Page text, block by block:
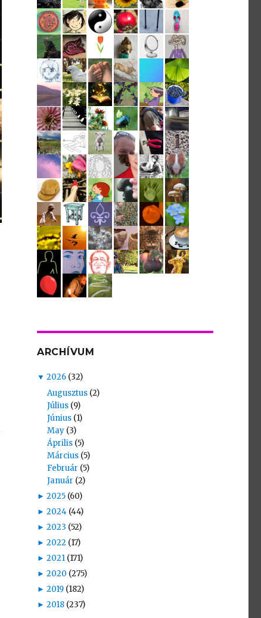
ARCHÍVUM
▼ 2026 (32)
Augusztus (2)
Július (9)
Június (1)
May (3)
Április (5)
Március (5)
Február (5)
Január (2)
► 2025 (60)
► 2024 (44)
► 2023 (52)
► 2022 (17)
► 2021 (171)
► 2020 (275)
► 2019 (182)
► 2018 (237)